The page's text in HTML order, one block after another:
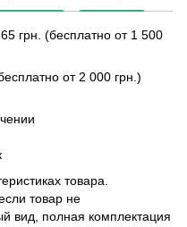
грн. (бесплатно от 1 500
от 2 000 грн.)
товара.
товар не
вид, полная комплектация